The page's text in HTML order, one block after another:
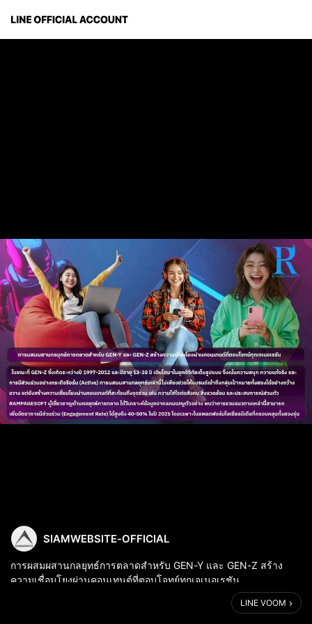
SIAMWEBSITE-OFFICIAL
การผสมผสานกลยุทธ์การตลาดสำหรับ GEN-Y และ GEN-Z สร้าง
ความเชื่อมโยงผ่านคอนเทนต์ที่ตอบโจทย์ทุกเจเนอเรชัน
LINE VOOM